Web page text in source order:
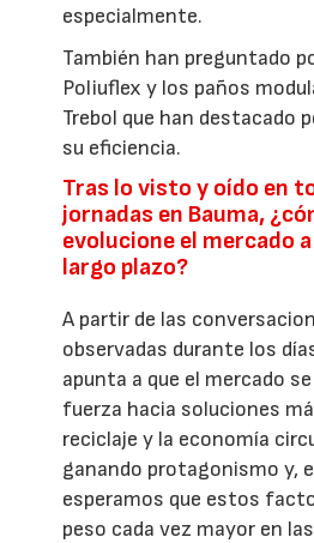
especialmente.
También han preguntado
Poliuflex y los paños
Trebol que han destacado
su eficiencia.
Tras lo visto y oído en
jornadas en Bauma,
evolucione el mercado
largo plazo?
A partir de las
observadas durante los
apunta a que el mercado
fuerza hacia soluciones
reciclaje y la economía
ganando protagonismo y,
esperamos que estos
peso cada vez mayor en